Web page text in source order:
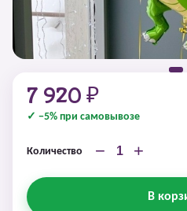
7 920 ₽
✓ −5% при самовывозе
Количество − +
В